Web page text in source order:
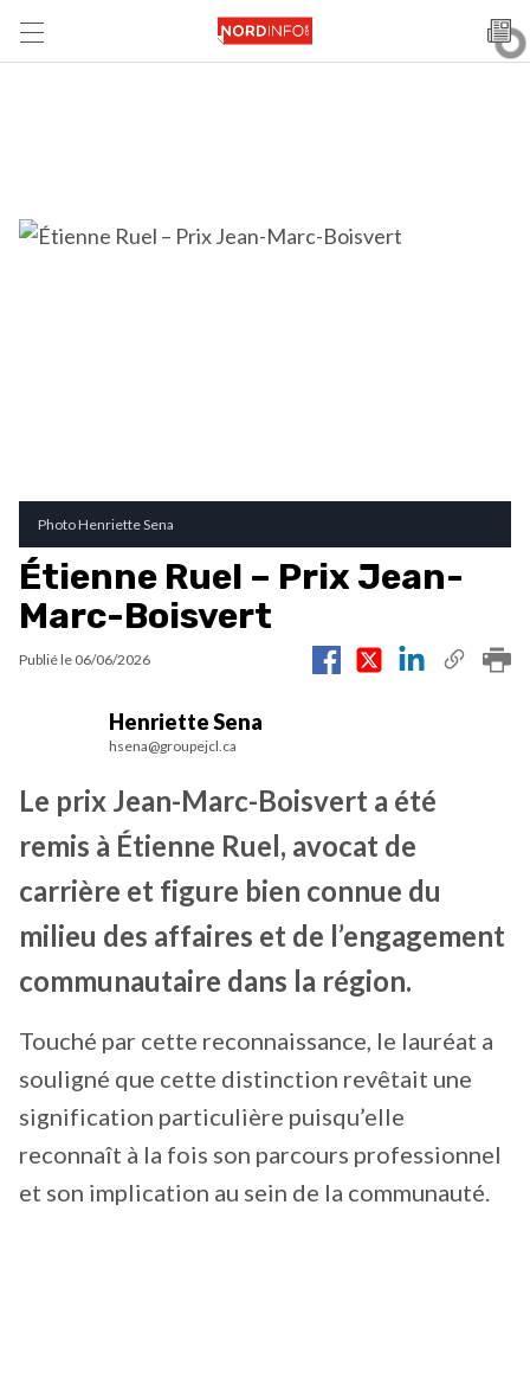
Photo Henriette Sena
Étienne Ruel – Prix Jean-
Marc-Boisvert
Publié le 06/06/2026
Henriette Sena
hsena@groupejcl.ca
Le prix Jean-Marc-Boisvert a été
remis à Étienne Ruel, avocat de
carrière et figure bien connue du
milieu des affaires et de l’engagement
communautaire dans la région.
Touché par cette reconnaissance, le lauréat a
souligné que cette distinction revêtait une
signification particulière puisqu’elle
reconnaît à la fois son parcours professionnel
et son implication au sein de la communauté.